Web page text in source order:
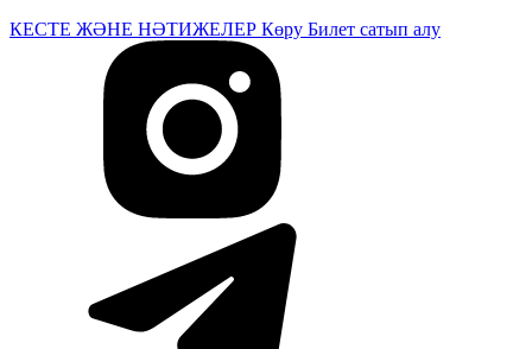
КЕСТЕ ЖӘНЕ НӘТИЖЕЛЕР Көру Билет сатып алу